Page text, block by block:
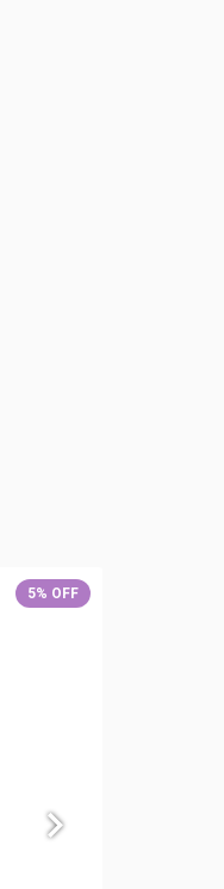
5% OFF